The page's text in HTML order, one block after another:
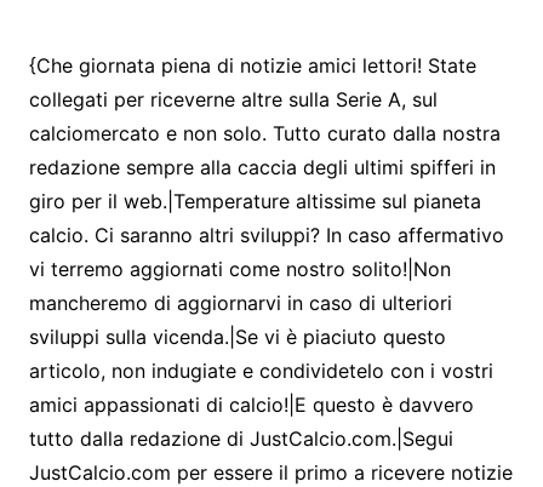
{Che giornata piena di notizie amici lettori! State
collegati per riceverne altre sulla Serie A, sul
calciomercato e non solo. Tutto curato dalla nostra
redazione sempre alla caccia degli ultimi spifferi in
giro per il web.|Temperature altissime sul pianeta
calcio. Ci saranno altri sviluppi? In caso affermativo
vi terremo aggiornati come nostro solito!|Non
mancheremo di aggiornarvi in caso di ulteriori
sviluppi sulla vicenda.|Se vi è piaciuto questo
articolo, non indugiate e condividetelo con i vostri
amici appassionati di calcio!|E questo è davvero
tutto dalla redazione di JustCalcio.com.|Segui
JustCalcio.com per essere il primo a ricevere notizie